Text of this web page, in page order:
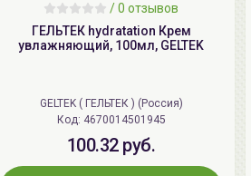
/0 отзывов
ГЕЛЬТЕК hydratation Крем
увлажняющий, 100мл, GELTEK
GELTEK ( ГЕЛЬТЕК ) (Россия)
Код: 4670014501945
100.32 руб.